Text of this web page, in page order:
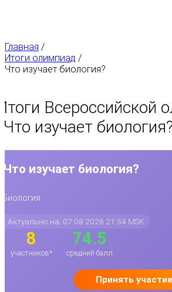
Главная /
Итоги олимпиад /
Что изучает биология?
Всероссийской
Что изучает
Что изучает биология?
Биология
Актуально на: 07.08.2026 21:54 MSK
8
участников*
74.5
средний балл
Принять участие